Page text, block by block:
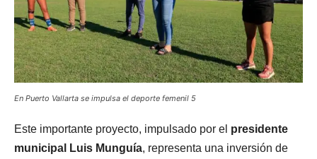
En Puerto Vallarta se impulsa el deporte femenil 5
Este importante proyecto, impulsado por el presidente
municipal Luis Munguía, representa una inversión de